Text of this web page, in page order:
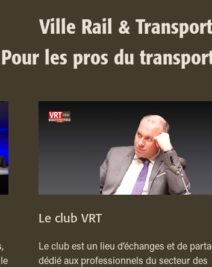
Ville Rail &
Pour les pros du
Le club VRT
Le club est un lieu d’échanges et de
dédié aux professionnels du secteur des